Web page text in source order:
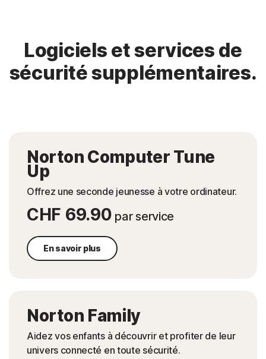
Logiciels et services de
sécurité supplémentaires.
Norton Computer Tune
Up
Offrez une seconde jeunesse à votre ordinateur.
CHF 69.90 par service
En savoir plus
Norton Family
Aidez vos enfants à découvrir et profiter de leur
univers connecté en toute sécurité.